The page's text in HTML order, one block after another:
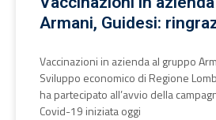
Armani, Guidesi:
Vaccinazioni in azienda al gruppo
Sviluppo economico di Regione
ha partecipato all’avvio della
Covid-19 iniziata oggi